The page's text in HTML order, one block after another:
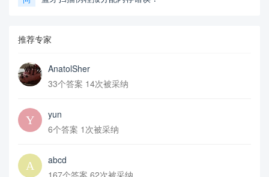
推荐专家
AnatolSher
33个答案 14次被采纳
yun
6个答案 1次被采纳
abcd
167个答案 62次被采纳